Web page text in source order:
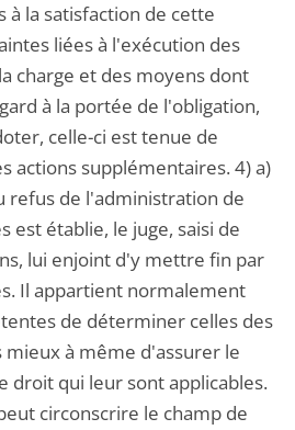
la satisfaction de cette
liées à l'exécution des
charge et des moyens dont
à la portée de l'obligation,
celle-ci est tenue de
actions supplémentaires. 4) a)
refus de l'administration de
est établie, le juge, saisi de
lui enjoint d'y mettre fin par
Il appartient normalement
de déterminer celles des
mieux à même d'assurer le
droit qui leur sont applicables.
circonscrire le champ de